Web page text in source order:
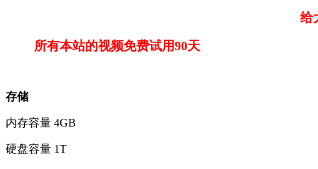
给大家带来不便请
所有本站的视频免费试用90天
存储
内存容量 4GB
硬盘容量 1T